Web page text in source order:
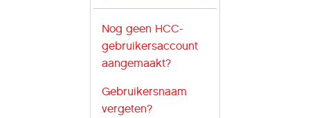
Nog geen HCC-
gebruikersaccount
aangemaakt?
Gebruikersnaam
vergeten?